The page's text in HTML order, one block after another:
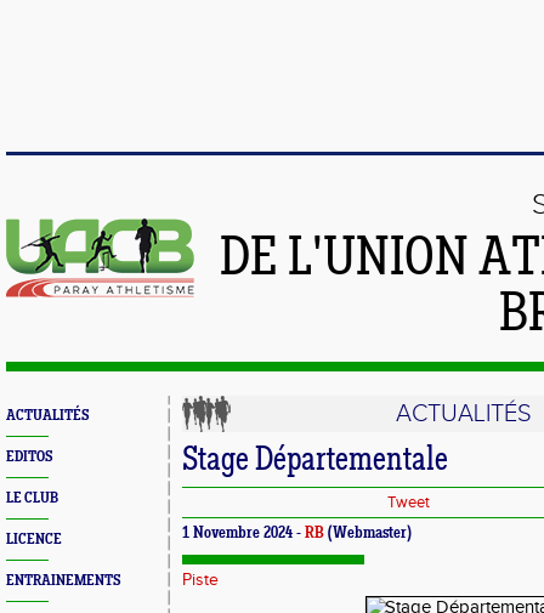
DE L'UNION
ACTUALITÉS
EDITOS
LE CLUB
LICENCE
ENTRAINEMENTS
ACTUALITÉS
Stage Départementale
Tweet
1 Novembre 2024 - RB (Webmaster)
Piste